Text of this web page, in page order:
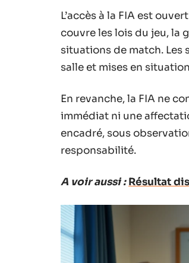
L’accès à la FIA est
couvre les lois du jeu, la
situations de match. Les
salle et mises en
En revanche, la FIA ne
immédiat ni une
encadré, sous
responsabilité.
A voir aussi : Résultat